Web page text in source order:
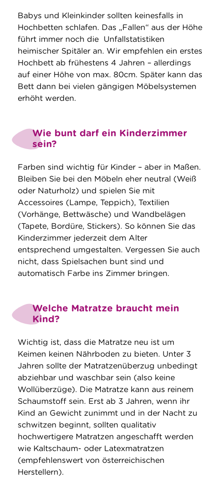
Babys und Kleinkinder sollten keinesfalls in
Hochbetten schlafen. Das „Fallen“ aus der Höhe
führt immer noch die Unfallstatistiken
heimischer Spitäler an. Wir empfehlen ein erstes
Hochbett ab frühestens 4 Jahren – allerdings
auf einer Höhe von max. 80cm. Später kann das
Bett dann bei vielen gängigen Möbelsystemen
erhöht werden.
Wie bunt darf ein Kinderzimmer
sein?
Farben sind wichtig für Kinder – aber in Maßen.
Bleiben Sie bei den Möbeln eher neutral (Weiß
oder Naturholz) und spielen Sie mit
Accessoires (Lampe, Teppich), Textilien
(Vorhänge, Bettwäsche) und Wandbelägen
(Tapete, Bordüre, Stickers). So können Sie das
Kinderzimmer jederzeit dem Alter
entsprechend umgestalten. Vergessen Sie auch
nicht, dass Spielsachen bunt sind und
automatisch Farbe ins Zimmer bringen.
Welche Matratze braucht mein
Kind?
Wichtig ist, dass die Matratze neu ist um
Keimen keinen Nährboden zu bieten. Unter 3
Jahren sollte der Matratzenüberzug unbedingt
abziehbar und waschbar sein (also keine
Wollüberzüge). Die Matratze kann aus reinem
Schaumstoff sein. Erst ab 3 Jahren, wenn ihr
Kind an Gewicht zunimmt und in der Nacht zu
schwitzen beginnt, sollten qualitativ
hochwertigere Matratzen angeschafft werden
wie Kaltschaum- oder Latexmatratzen
(empfehlenswert von österreichischen
Herstellern).